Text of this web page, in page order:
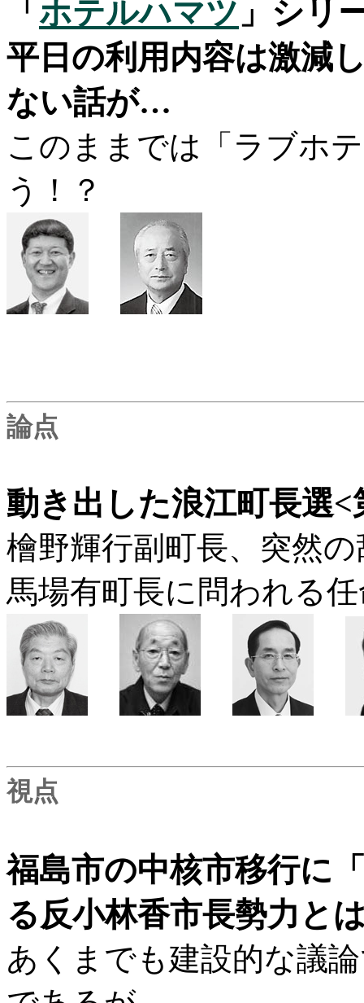
「 ホテルハマツ 」シリ
平日の利用内容は激減
ない話が…
このままでは「ラブホ
う！？
論点
動き出した浪江町長選<
檜野輝行副町長、突然
馬場有町長に問われる
視点
福島市の中核市移行に
る反小林香市長勢力と
あくまでも建設的な議